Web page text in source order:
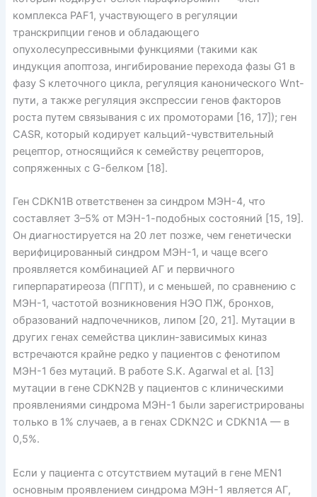
комплекса PAF1, участвующего в регуляции
транскрипции генов и обладающего
опухолесупрессивными функциями (такими как
индукция апоптоза, ингибирование перехода фазы G1 в
фазу S клеточного цикла, регуляция канонического Wnt-
пути, а также регуляция экспрессии генов факторов
роста путем связывания с их промоторами [16, 17]); ген
CASR, который кодирует кальций-чувствительный
рецептор, относящийся к семейству рецепторов,
сопряженных с G-белком [18].
Ген CDKN1B ответственен за синдром МЭН-4, что
составляет 3–5% от МЭН-1-подобных состояний [15, 19].
Он диа­гностируется на 20 лет позже, чем генетически
верифицированный синдром МЭН-1, и чаще всего
проявляется комбинацией АГ и первичного
гиперпаратиреоза (ПГПТ), и с меньшей, по сравнению с
МЭН-1, частотой возникновения НЭО ПЖ, бронхов,
образований надпочечников, липом [20, 21]. Мутации в
других генах семейства циклин-зависимых киназ
встречаются крайне редко у пациентов с фенотипом
МЭН-1 без мутаций. В работе S.K. Agarwal et al. [13]
мутации в гене CDKN2B у пациентов с клиническими
проявлениями синдрома МЭН-1 были зарегистрированы
только в 1% случаев, а в генах CDKN2C и CDKN1A — в
0,5%.
Если у пациента с отсутствием мутаций в гене MEN1
основным проявлением синдрома МЭН-1 является АГ,